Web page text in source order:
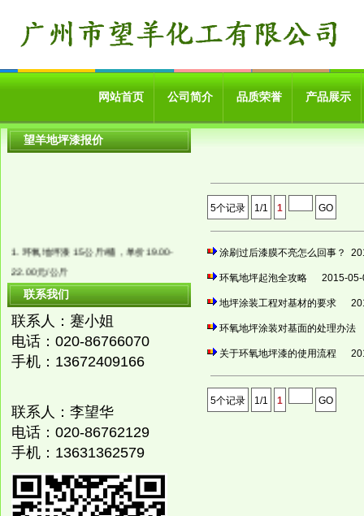
网站首页 公司简介 品质荣誉 产品展示
望羊地坪漆报价
1. 环氧地坪漆 15公斤/桶，单价19.00-
22.00元/公斤
2. 环氧自流平底涂18.00元/公斤，中涂漆
20.00元/公斤，面涂漆25.00元/公斤，可
根据客户要求装桶
3. 防静电地坪漆 普通型号45.00元/公
斤，自流平防静电65.00元/公斤，根据客
4. 防腐地坪漆20公斤/桶，80.00元/公斤
5. 以上油漆100公斤起订，3天内发货，
省内外可协商运费
6. 包工包料价根据地面实际情况议价。
联系我们
联系人：蹇小姐
电话： 020-86766070
手机： 13672409166
联系人：李望华
电话： 020-86762129
手机： 13631362579
5个记录 1/1 1 GO
涂刷过后漆膜不亮怎么回事？
环氧地坪起泡全攻略 2015-
地坪涂装工程对基材的要求
环氧地坪涂装对基面的处理办
关于环氧地坪漆的使用流程
5个记录 1/1 1 GO